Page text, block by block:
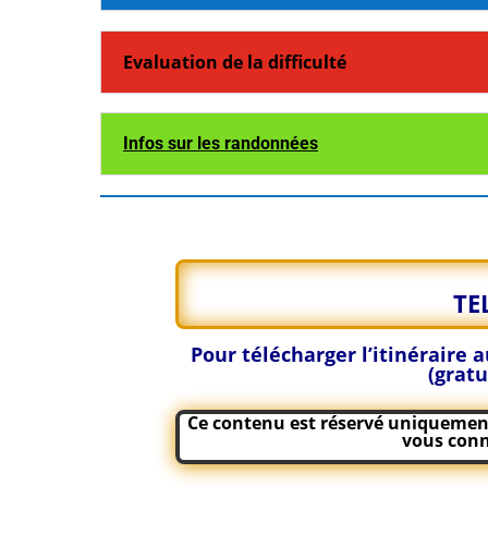
Evaluation de la difficulté
Infos sur les randonnées
Pour télécharger l’itinéraire
Ce contenu est réservé
vous